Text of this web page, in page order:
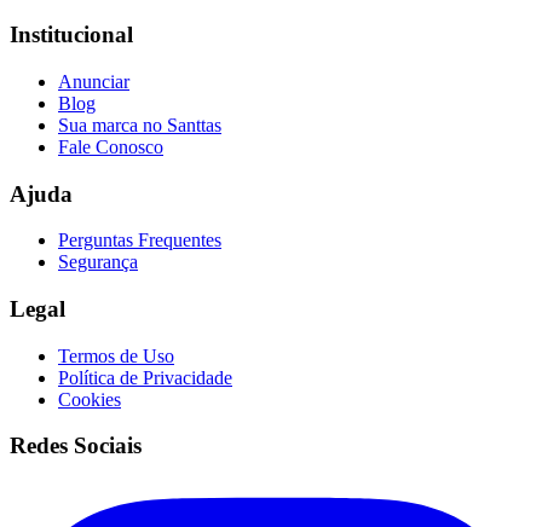
Institucional
Anunciar
Blog
Sua marca no Santtas
Fale Conosco
Ajuda
Perguntas Frequentes
Segurança
Legal
Termos de Uso
Política de Privacidade
Cookies
Redes Sociais